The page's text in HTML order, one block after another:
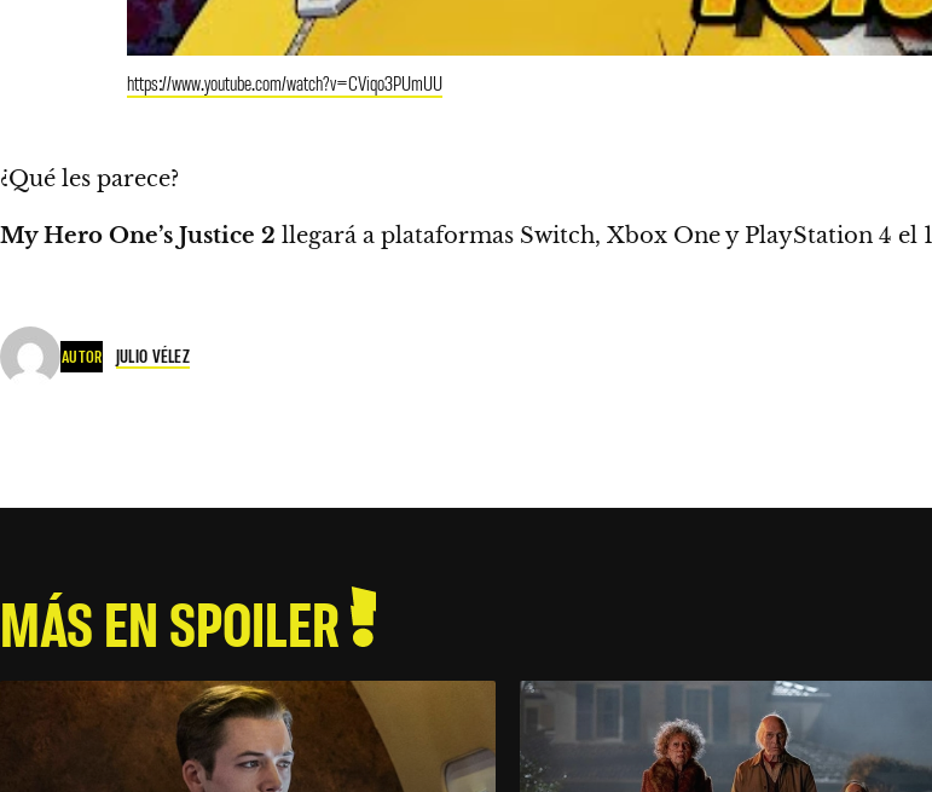
https://www.youtube.com/watch?v=CViqo3PUmUU
¿Qué les parece?
My Hero One’s Justice 2 llegará a plataformas Switch, Xbox One y PlayStation 4 el
AUTOR JULIO VÉLEZ
MÁS EN SPOILER